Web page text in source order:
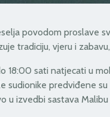
povodom proslave
tradiciju, vjeru i
sati natjecati u
sudionike predviđene
u izvedbi sastava